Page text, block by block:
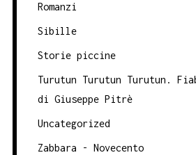
Romanzi
Sibille
Storie piccine
Turutun Turutun Turutun.
di Giuseppe Pitrè
Uncategorized
Zabbara - Novecento